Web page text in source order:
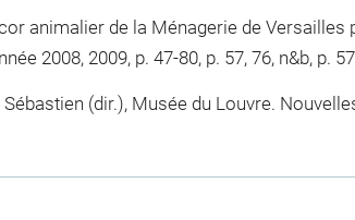
animalier de la Ménagerie de
2008, 2009, p. 47-80, p. 57, 76, n&b, p.
Sébastien (dir.), Musée du Louvre.